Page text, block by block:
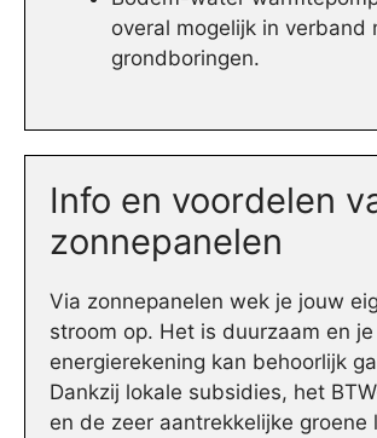
overal mogelijk in verband
grondboringen.
Info en voordelen
zonnepanelen
Via zonnepanelen wek je jouw
stroom op. Het is duurzaam en je
energierekening kan behoorlijk
Dankzij lokale subsidies, het
en de zeer aantrekkelijke groene